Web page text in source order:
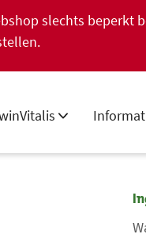
slechts beperkt